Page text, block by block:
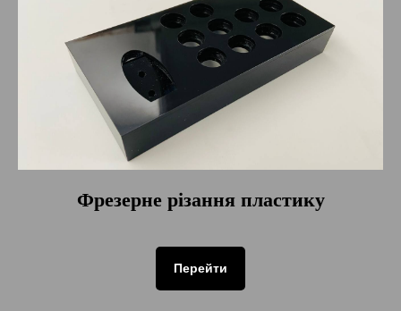
Фрезерне різання пластику
Перейти